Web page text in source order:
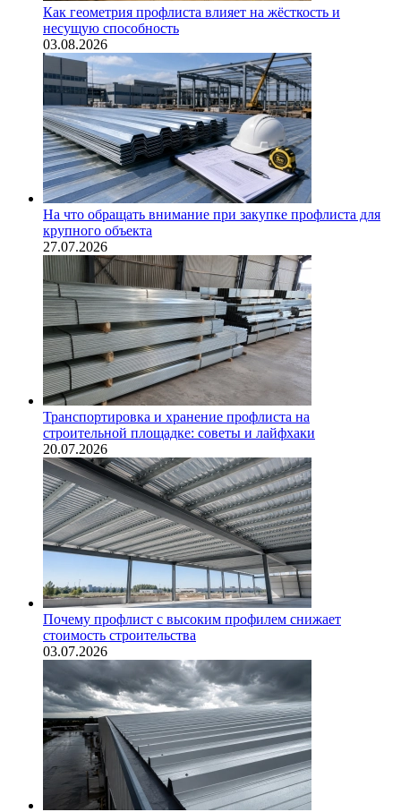
Как геометрия профлиста влияет на жёсткость и
несущую способность
03.08.2026
На что обращать внимание при закупке профлиста для
крупного объекта
27.07.2026
Транспортировка и хранение профлиста на
строительной площадке: советы и лайфхаки
20.07.2026
Почему профлист с высоким профилем снижает
стоимость строительства
03.07.2026